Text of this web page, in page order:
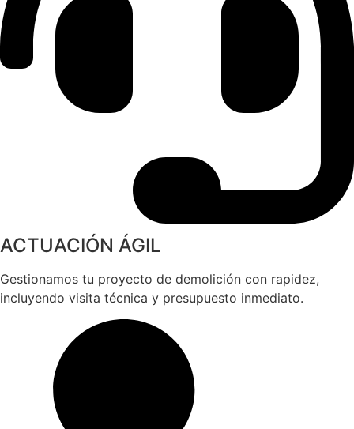
ACTUACIÓN ÁGIL
Gestionamos tu proyecto de demolición con rapidez,
incluyendo visita técnica y presupuesto inmediato.